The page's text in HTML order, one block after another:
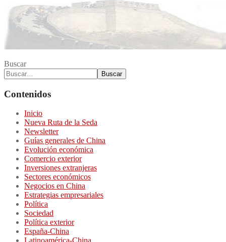
Buscar
Buscar
Contenidos
Inicio
Nueva Ruta de la Seda
Newsletter
Guías generales de China
Evolución económica
Comercio exterior
Inversiones extranjeras
Sectores económicos
Negocios en China
Estrategias empresariales
Política
Sociedad
Política exterior
España-China